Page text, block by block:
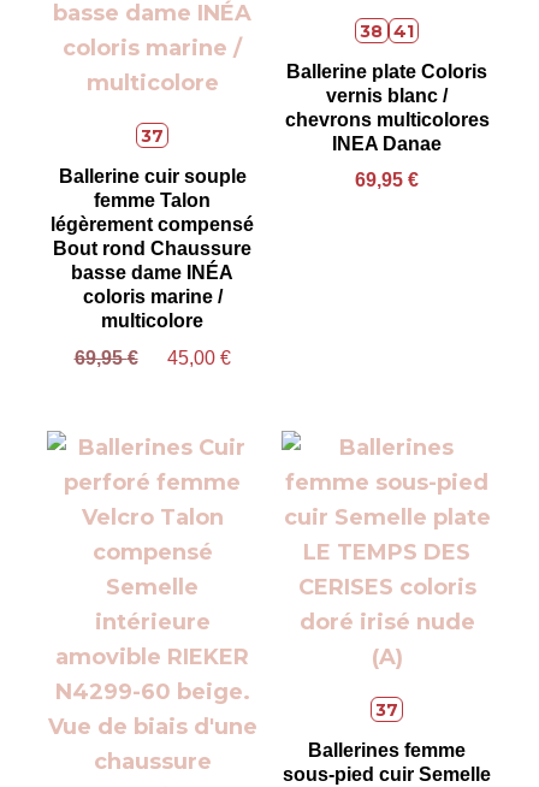
37
Ballerine cuir souple
femme Talon
légèrement compensé
Bout rond Chaussure
basse dame INÉA
coloris marine /
multicolore
69,95€ 45,00 €
38 41
Ballerine plate Coloris
vernis blanc /
chevrons multicolores
INEA Danae
69,95 €
37
Ballerines femme
sous-pied cuir Semelle